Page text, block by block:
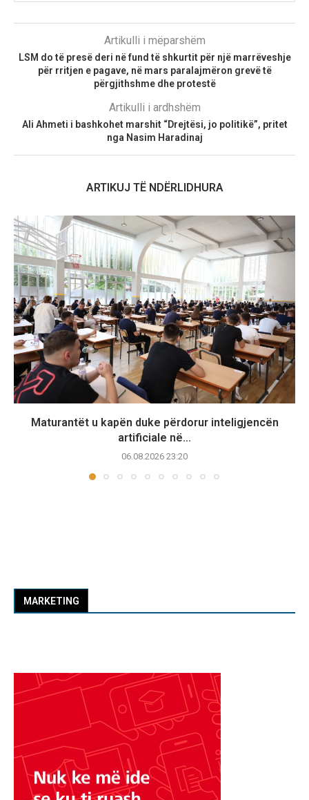
Artikulli i mëparshëm
LSM do të presë deri në fund të shkurtit për një marrëveshje
për rritjen e pagave, në mars paralajmëron grevë të
përgjithshme dhe protestë
Artikulli i ardhshëm
Ali Ahmeti i bashkohet marshit “Drejtësi, jo politikë”, pritet
nga Nasim Haradinaj
ARTIKUJ TË NDËRLIDHURA
Maturantët u kapën duke përdorur inteligjencën
artificiale në...
06.08.2026 23:20
MARKETING